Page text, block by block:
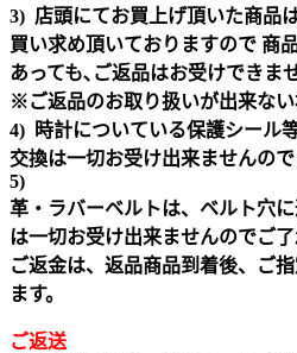
3) 店頭にてお買上げ頂いた商品
買い求め頂いておりますので 商
あっても､ご返品はお受けできま
※ご返品のお取り扱いが出来な
4) 時計についている保護シール
交換は一切お受け出来ませんので
5)
革・ラバーベルトは、ベルト穴
は一切お受け出来ませんのでご了
ご返金は、返品商品到着後、ご
ます。
ご返送